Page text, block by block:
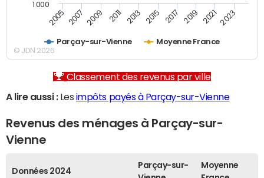
Parçay-sur-Vienne Moyenne France
2005 2007 2009 2011 2013 2015 2017 2019 2021 2023
1 000
© JDN 2026
Classement des revenus par ville
A lire aussi :Les impôts payés à Parçay-sur-Vienne
Revenus des ménages à Parçay-sur-
Vienne
Données 2024
Parçay-sur-
Moyenne